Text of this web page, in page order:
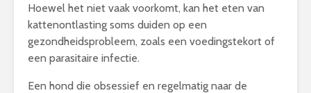
Hoewel het niet vaak voorkomt, kan het eten van
kattenontlasting soms duiden op een
gezondheidsprobleem, zoals een voedingstekort of
een parasitaire infectie.
Een hond die obsessief en regelmatig naar de